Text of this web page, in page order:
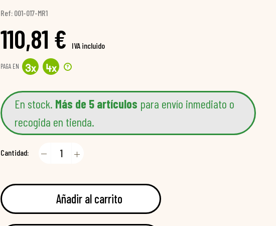
Ref: 001-017-MR1
110,81 € IVA incluido
PAGA EN 3x 4x ?
En stock. Más de 5 artículos para envío inmediato o
recogida en tienda.
Cantidad:
Añadir al carrito